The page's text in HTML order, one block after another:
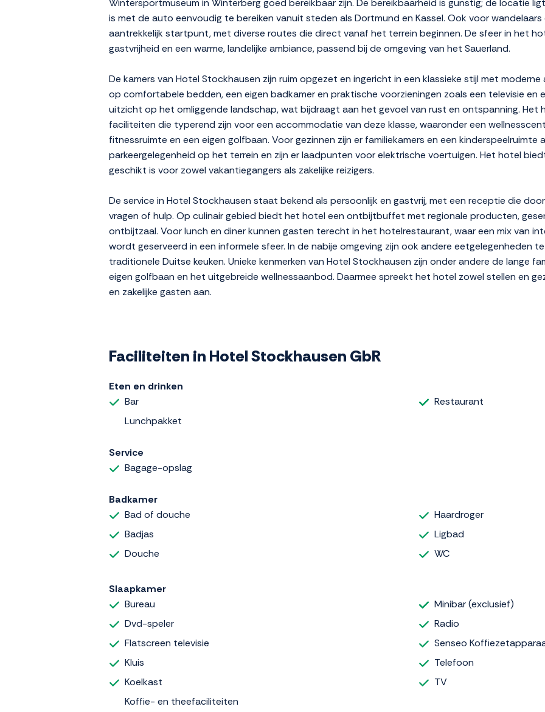
Wintersportmuseum in Winterberg goed bereikbaar zijn. De bereikbaarheid is gunstig; de locatie
is met de auto eenvoudig te bereiken vanuit steden als Dortmund en Kassel. Ook voor
aantrekkelijk startpunt, met diverse routes die direct vanaf het terrein beginnen. De sfeer in het
gastvrijheid en een warme, landelijke ambiance, passend bij de omgeving van het Sauerland.
De kamers van Hotel Stockhausen zijn ruim opgezet en ingericht in een klassieke stijl met
op comfortabele bedden, een eigen badkamer en praktische voorzieningen zoals een televisie en
uitzicht op het omliggende landschap, wat bijdraagt aan het gevoel van rust en ontspanning. Het
faciliteiten die typerend zijn voor een accommodatie van deze klasse, waaronder een
fitnessruimte en een eigen golfbaan. Voor gezinnen zijn er familiekamers en een kinderspeelruimte
parkeergelegenheid op het terrein en zijn er laadpunten voor elektrische voertuigen. Het hotel
geschikt is voor zowel vakantiegangers als zakelijke reizigers.
De service in Hotel Stockhausen staat bekend als persoonlijk en gastvrij, met een receptie die
vragen of hulp. Op culinair gebied biedt het hotel een ontbijtbuffet met regionale producten,
ontbijtzaal. Voor lunch en diner kunnen gasten terecht in het hotelrestaurant, waar een mix van
wordt geserveerd in een informele sfeer. In de nabije omgeving zijn ook andere eetgelegenheden
traditionele Duitse keuken. Unieke kenmerken van Hotel Stockhausen zijn onder andere de lange
eigen golfbaan en het uitgebreide wellnessaanbod. Daarmee spreekt het hotel zowel stellen en
en zakelijke gasten aan.
Faciliteiten in Hotel Stockhausen GbR
Eten en drinken
Bar
Lunchpakket
Restaurant
Service
Bagage-opslag
Badkamer
Bad of douche
Badjas
Douche
Haardroger
Ligbad
WC
Slaapkamer
Bureau
Dvd-speler
Flatscreen televisie
Kluis
Koelkast
Koffie- en theefaciliteiten
Minibar (exclusief)
Radio
Senseo
Telefoon
TV